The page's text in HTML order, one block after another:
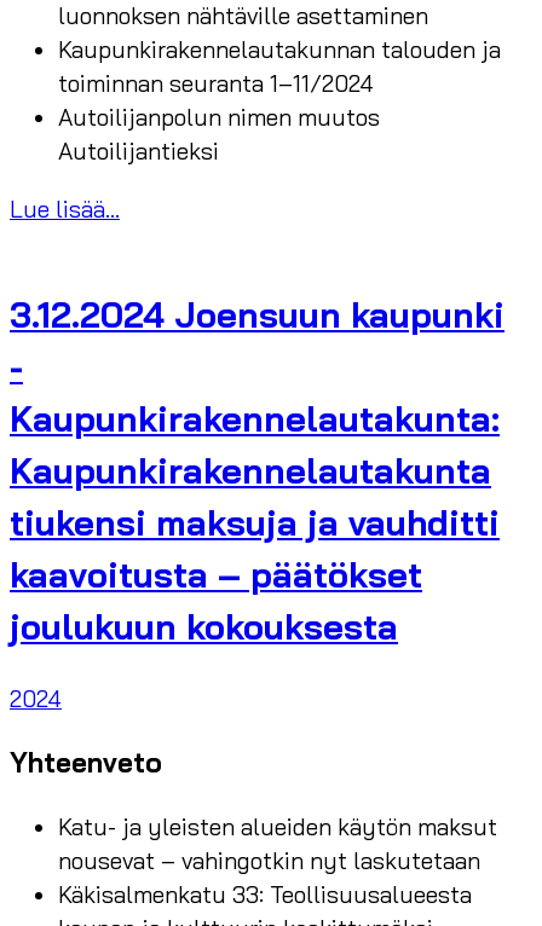
luonnoksen nähtäville asettaminen
Kaupunkirakennelautakunnan talouden ja
toiminnan seuranta 1–11/2024
Autoilijanpolun nimen muutos
Autoilijantieksi
Lue lisää...
3.12.2024 Joensuun kaupunki
-
Kaupunkirakennelautakunta:
Kaupunkirakennelautakunta
tiukensi maksuja ja vauhditti
kaavoitusta – päätökset
joulukuun kokouksesta
2024
Yhteenveto
Katu- ja yleisten alueiden käytön maksut
nousevat – vahingotkin nyt laskutetaan
Käkisalmenkatu 33: Teollisuusalueesta